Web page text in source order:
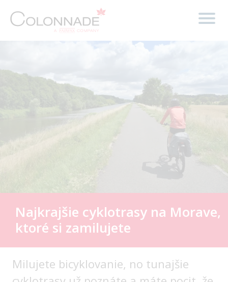
Najkrajšie cyklotrasy na Morave,
ktoré si zamilujete
Milujete bicyklovanie, no tunajšie